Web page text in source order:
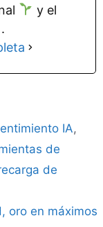
y el
.
IA,
de
de
oro en máximos